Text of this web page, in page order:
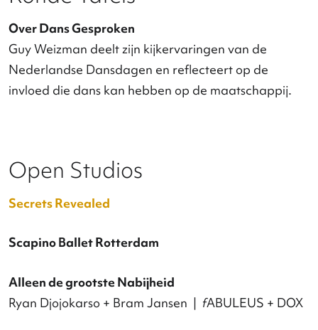
Op Locatie
Welkom in de buitenwereld (in de vloeistofauto
Distinguished Dreams #2
Dans ontmoet een compleet andere discipline. ND
drie klassiek geschoolde zangers om in duo's twee
korte, eigenzinnige performances te maken. Te
de pop-up store bij Mosae Forum.